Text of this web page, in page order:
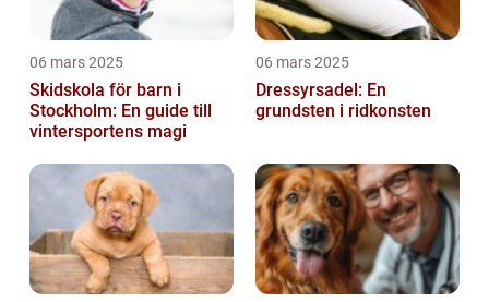
06 mars 2025
Skidskola för barn i
Stockholm: En guide till
vintersportens magi
06 mars 2025
Dressyrsadel: En
grundsten i ridkonsten